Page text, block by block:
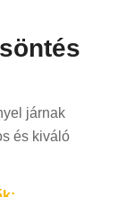
járnak
és kiváló